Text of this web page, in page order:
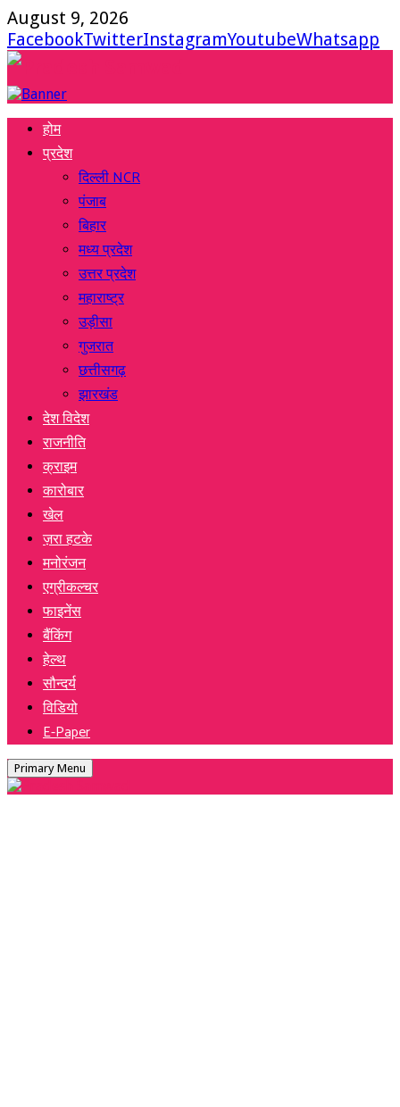
August 9, 2026
FacebookTwitterInstagramYoutubeWhatsapp
होम
प्रदेश
दिल्ली NCR
पंजाब
बिहार
मध्य प्रदेश
उत्तर प्रदेश
महाराष्ट्र
उड़ीसा
गुजरात
छत्तीसगढ़
झारखंड
देश विदेश
राजनीति
क्राइम
कारोबार
खेल
ज़रा हटके
मनोरंजन
एग्रीकल्चर
फाइनेंस
बैंकिंग
हेल्थ
सौन्दर्य
विडियो
E-Paper
Primary Menu